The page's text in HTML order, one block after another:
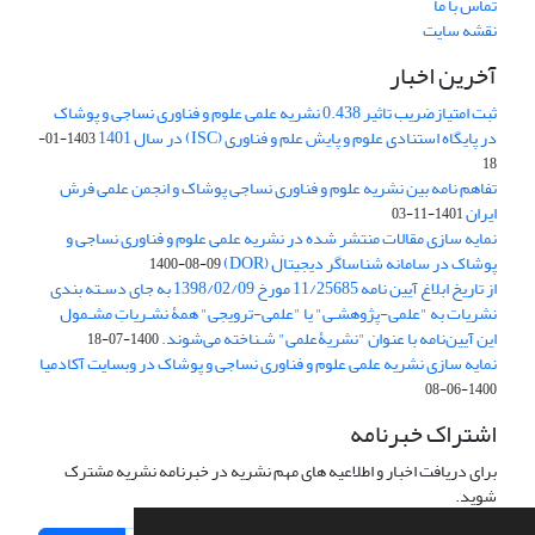
نقشه سایت
آخرین اخبار
ثبت امتیازضریب تاثیر 0.438 نشریه علمی علوم و فناوری نساجی و پوشاک
در پایگاه استنادی علوم و پایش علم و فناوری (ISC) در سال 1401
1403-01-
18
تفاهم نامه بین نشریه علوم و فناوری نساجی پوشاک و انجمن علمی فرش
ایران1401-11-03
نمایه سازی مقالات منتشر شده در نشریه علمی علوم و فناوری نساجی و
پوشاک در سامانه شناساگر دیجیتال (DOR) 1400-08-09
از تاریخ ابلاغ آیین نامه 11/25685 مورخ 1398/02/09 به جای دسـته بندی
نشریات به "علمی-پژوهشـی" یا "علمی-ترویجی" همۀ نشـریاتِ مشـمول
این آیین‌نامه با عنوان "نشریۀعلمی" شـناخته می‌شوند.1400-07-18
نمایه سازی نشریه علمی علوم و فناوری نساجی و پوشاک در وبسایت آکادمیا
1400-06-08
اشتراک خبرنامه
برای دریافت اخبار و اطلاعیه های مهم نشریه در خبرنامه نشریه مشترک
شوید.